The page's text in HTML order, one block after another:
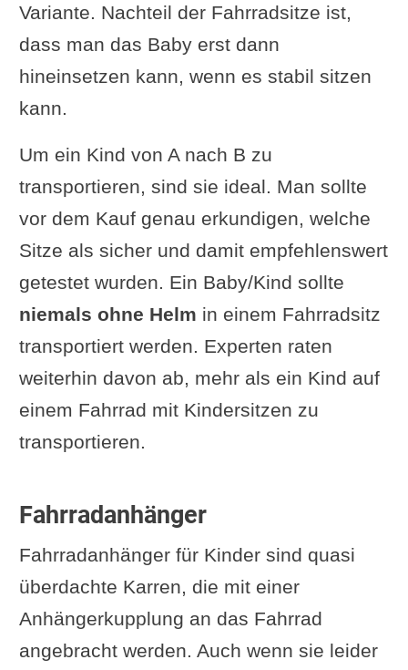
Variante. Nachteil der Fahrradsitze ist,
dass man das Baby erst dann
hineinsetzen kann, wenn es stabil sitzen
kann.
Um ein Kind von A nach B zu
transportieren, sind sie ideal. Man sollte
vor dem Kauf genau erkundigen, welche
Sitze als sicher und damit empfehlenswert
getestet wurden. Ein Baby/Kind sollte
niemals ohne Helm in einem Fahrradsitz
transportiert werden. Experten raten
weiterhin davon ab, mehr als ein Kind auf
einem Fahrrad mit Kindersitzen zu
transportieren.
Fahrradanhänger
Fahrradanhänger für Kinder sind quasi
überdachte Karren, die mit einer
Anhängerkupplung an das Fahrrad
angebracht werden. Auch wenn sie leider